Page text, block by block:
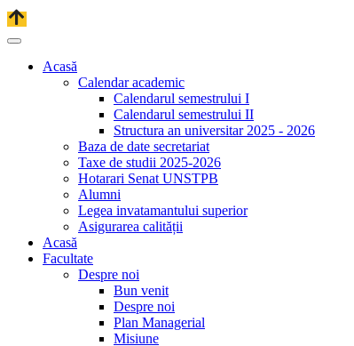
Acasă
Calendar academic
Calendarul semestrului I
Calendarul semestrului II
Structura an universitar 2025 - 2026
Baza de date secretariat
Taxe de studii 2025-2026
Hotarari Senat UNSTPB
Alumni
Legea invatamantului superior
Asigurarea calității
Acasă
Facultate
Despre noi
Bun venit
Despre noi
Plan Managerial
Misiune